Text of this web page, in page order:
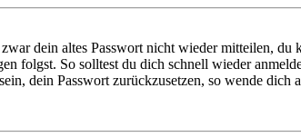
dein altes Passwort nicht wieder mitteilen, du
folgst. So solltest du dich schnell wieder
dein Passwort zurückzusetzen, so wende dich